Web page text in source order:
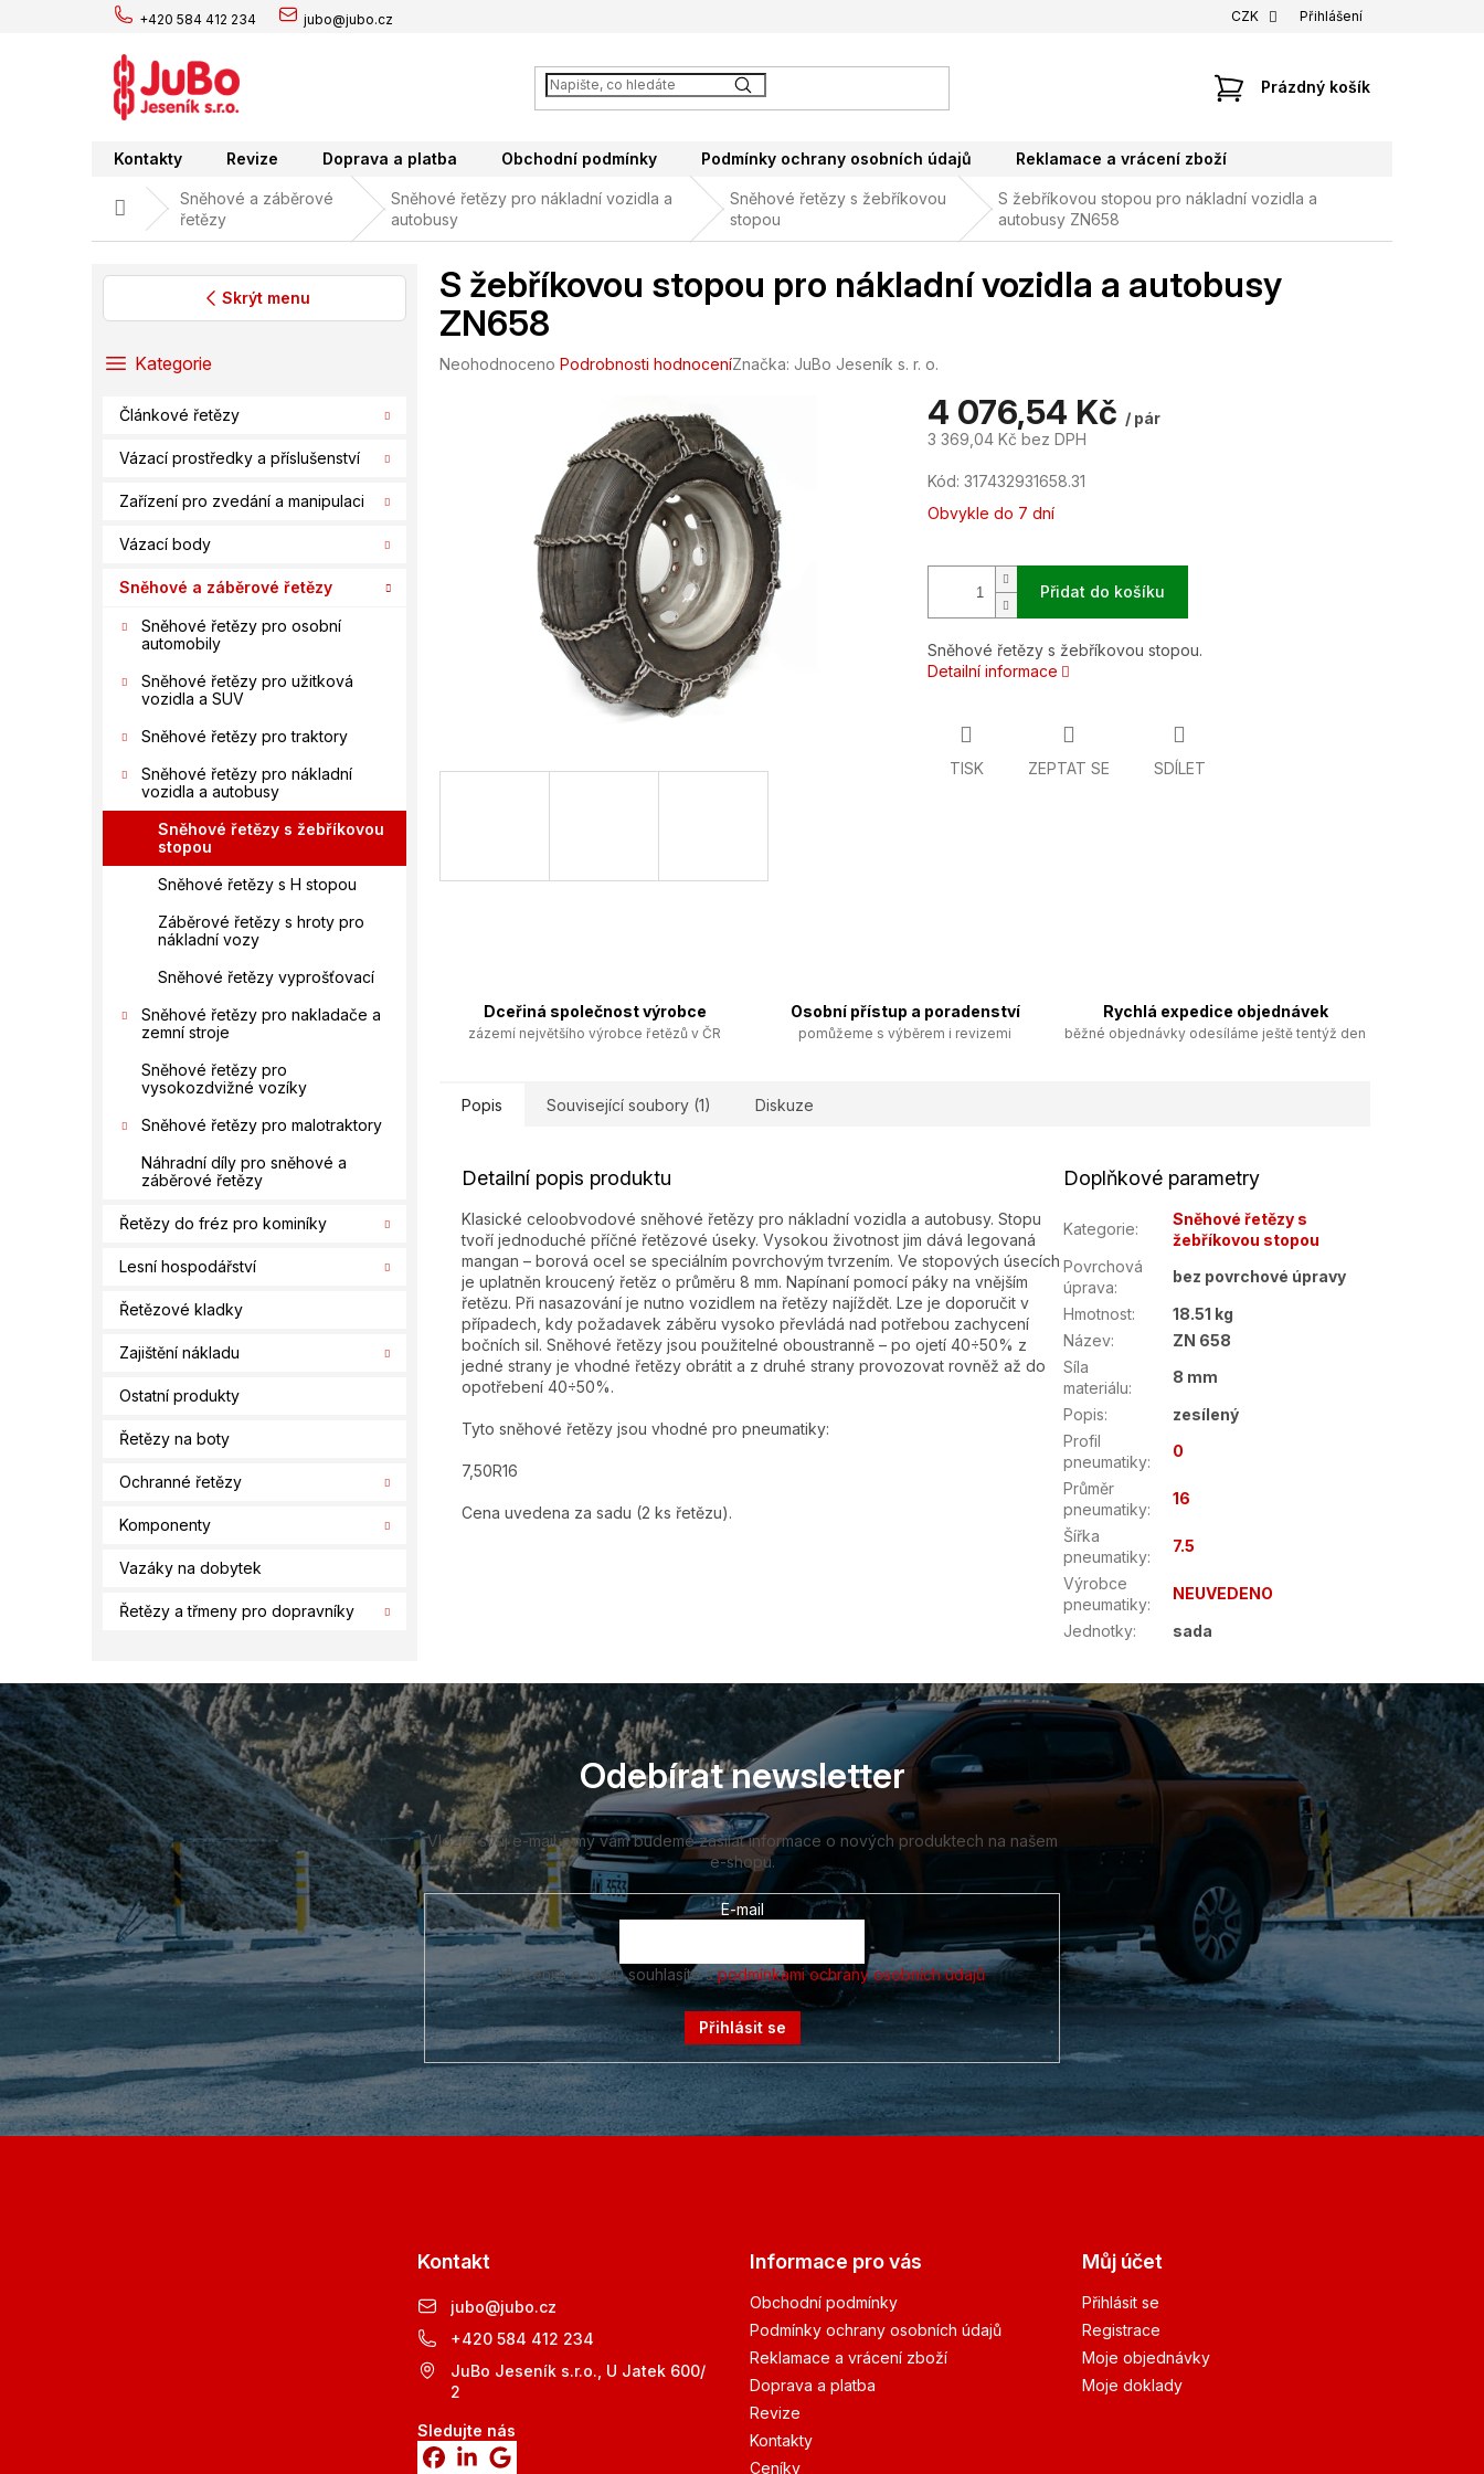
+420 584 412 234 jubo@jubo.cz CZK Přihlášení
NÁKUPNÍ
Prázdný košík
Kontakty Revize Doprava a platba Obchodní podmínky Podmínky ochrany osobních údajů Reklamace a vrácení zboží
Domů
Sněhové a záběrové
řetězy
Sněhové řetězy pro nákladní vozidla a
autobusy
Sněhové řetězy s žebříkovou
stopou
S žebříkovou stopou pro nákladní vozidla a
autobusy ZN658
Skrýt menu
PřeskočitKategorie
Článkové řetězy
Vázací prostředky a příslušenství
Zařízení pro zvedání a manipulaci
Vázací body
Sněhové a záběrové řetězy
Sněhové řetězy pro osobní
automobily
Sněhové řetězy pro užitková
vozidla a SUV
Sněhové řetězy pro traktory
Sněhové řetězy pro nákladní
vozidla a autobusy
Sněhové řetězy s žebříkovou
stopou
Sněhové řetězy s H stopou
Záběrové řetězy s hroty pro
nákladní vozy
Sněhové řetězy vyprošťovací
Sněhové řetězy pro nakladače a
zemní stroje
Sněhové řetězy pro
vysokozdvižné vozíky
Sněhové řetězy pro malotraktory
Náhradní díly pro sněhové a
záběrové řetězy
Řetězy do fréz pro kominíky
Lesní hospodářství
Řetězové kladky
Zajištění nákladu
Ostatní produkty
Řetězy na boty
Ochranné řetězy
Komponenty
Vazáky na dobytek
Řetězy a třmeny pro dopravníky
S žebříkovou stopou pro nákladní vozidla a autobusy
ZN658
Průměrné
Neohodnoceno Podrobnosti hodnoceníZnačka: JuBo Jeseník s. r. o.
4 076,54 Kč / pár
3 369,04 Kč bez DPH
Měrná
cena:
Kód: 317432931658.31
Obvykle do 7 dní
Přidat do košíku
Sněhové řetězy s žebříkovou stopou.
Detailní informace
TISK ZEPTAT SE SDÍLET
Dceřiná společnost výrobce
zázemí největšího výrobce řetězů v ČR
Osobní přístup a poradenství
pomůžeme s výběrem i revizemi
Rychlá expedice objednávek
běžné objednávky odesíláme ještě tentýž den
Popis Související soubory (1) Diskuze
Detailní popis produktu
Klasické celoobvodové sněhové řetězy pro nákladní vozidla a autobusy. Stopu
tvoří jednoduché příčné řetězové úseky. Vysokou životnost jim dává legovaná
mangan – borová ocel se speciálním povrchovým tvrzením. Ve stopových úsecích
je uplatněn kroucený řetěz o průměru 8 mm. Napínaní pomocí páky na vnějším
řetězu. Při nasazování je nutno vozidlem na řetězy najíždět. Lze je doporučit v
případech, kdy požadavek záběru vysoko převládá nad potřebou zachycení
bočních sil. Sněhové řetězy jsou použitelné oboustranně – po ojetí 40÷50% z
jedné strany je vhodné řetězy obrátit a z druhé strany provozovat rovněž až do
opotřebení 40÷50%.
Tyto sněhové řetězy jsou vhodné pro pneumatiky:
7,50R16
Cena uvedena za sadu (2 ks řetězu).
Doplňkové parametry
Kategorie:
Sněhové řetězy s
žebříkovou stopou
Povrchová
úprava:
bez povrchové úpravy
Hmotnost:
18.51 kg
Název:
ZN 658
Síla
materiálu:
8 mm
Popis:
zesílený
Profil
pneumatiky:
0
Průměr
pneumatiky:
16
Šířka
pneumatiky:
7.5
Výrobce
pneumatiky:
NEUVEDENO
Jednotky: sada
Z
á
p
a
t
í
Odebírat newsletter
Vložte svůj e-mail a my vám budeme zasílat informace o nových produktech na našem
e-shopu.
E-mail
Vložením e-mailu souhlasíte spodmínkami ochrany osobních údajů
Přihlásit se
Kontakt
jubo@jubo.cz
+420 584 412 234
JuBo Jeseník s.r.o., U Jatek 600/
2
Sledujte nás
Informace pro vás
Obchodní podmínky
Podmínky ochrany osobních údajů
Reklamace a vrácení zboží
Doprava a platba
Revize
Kontakty
Ceníky
Můj účet
Přihlásit se
Registrace
Moje objednávky
Moje doklady